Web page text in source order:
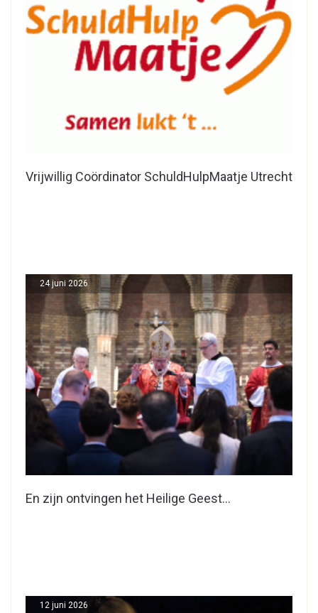
Vrijwillig Coördinator SchuldHulpMaatje Utrecht
En zijn ontvingen het Heilige Geest…
24 juni 2026
12 juni 2026